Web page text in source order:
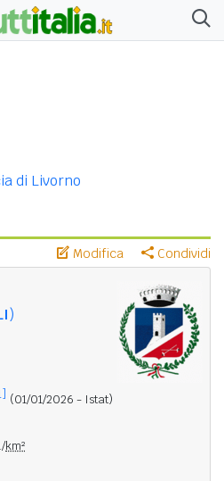
di Livorno
Modifica Condividi
)
(01/01/2026 - Istat)
km²